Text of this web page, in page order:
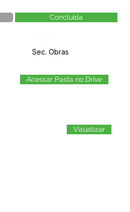
Concluída
Sec. Obras
Acessar Pasta no Drive
Visualizar